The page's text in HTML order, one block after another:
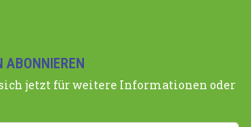
ABONNIEREN
jetzt für weitere Informationen oder